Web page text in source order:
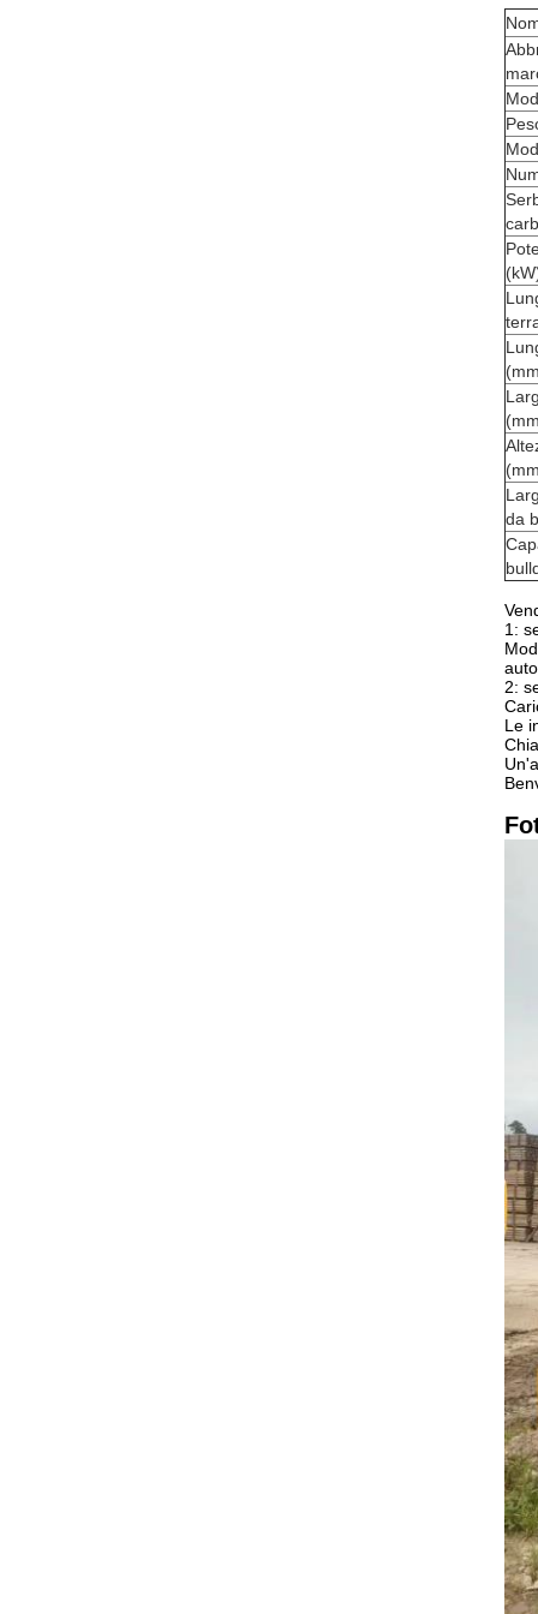
da
1:
2:
Le